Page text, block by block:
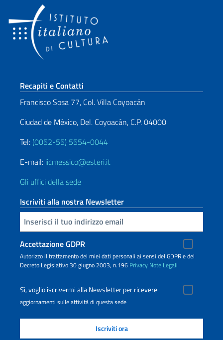
Sezione footer
Recapiti e Contatti
Francisco Sosa 77, Col. Villa Coyoacán
Ciudad de México, Del. Coyoacán, C.P. 04000
Tel: (0052-55) 5554-0044
E-mail: iicmessico@esteri.it
Gli uffici della sede
Iscriviti alla nostra Newsletter
Inserisci la tua email
Accettazione GDPR
Autorizzo il trattamento dei miei dati personali ai sensi del GDPR e del
Decreto Legislativo 30 giugno 2003, n.196 Privacy Note Legali
Sì, voglio iscrivermi alla Newsletter per ricevere
aggiornamenti sulle attività di questa sede